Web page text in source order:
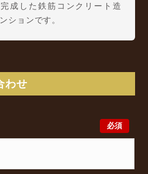
成した鉄筋コンクリート造
ションです。
となっております。
最新の空室状況のご確認を
、ぜひ大阪分譲賃貸Classical
せください。大阪分譲賃貸
ております。また、希望の条
わせ
必須